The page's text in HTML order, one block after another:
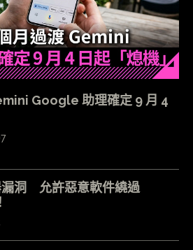
Google 助理確定 9 月 4
漏洞 允許惡意軟件繞過